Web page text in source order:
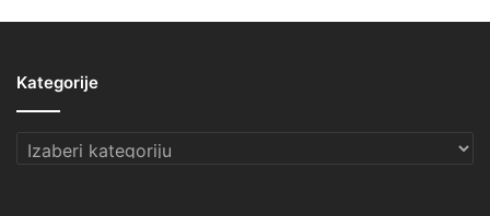
Kategorije
Kategorije